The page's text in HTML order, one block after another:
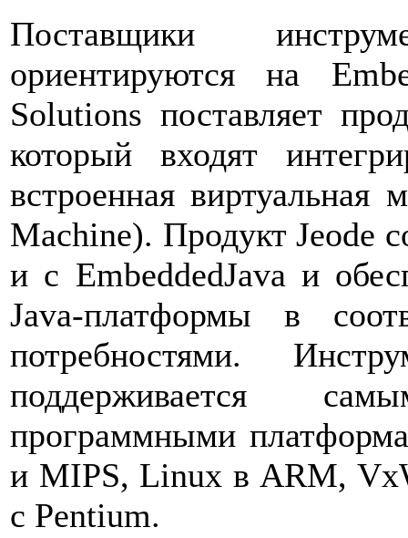
Поставщики
ориентируются на
Solutions поставляет
который входят
встроенная
Machine). Продукт Jeode
и с EmbeddedJava и
Java-платформы в
потребностями.
поддерживается
программными
и MIPS, Linux в ARM,
с Pentium.